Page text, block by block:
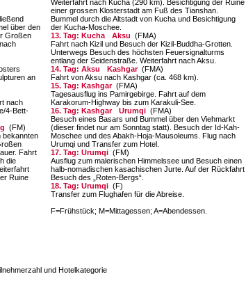
über den
Großen
an
nach
4-Bett-
(FM)
be­kannten
Fahrt
die
Ruine
Weiterfahrt nach Kucha (290 km). Besichtigung der Ruine
einer grossen Klosterstadt am Fuß des Tianshan.
Bummel durch die Altstadt von Kucha und Besichtigung
der Kucha-Moschee.
13. Tag: Kucha
Aksu (FMA)
Fahrt nach Kizil und Besuch der Kizil-Buddha-Grotten.
Unterwegs Besuch des höchsten Feu­ersignalturms
entlang der Seidenstraße. Weiter­fahrt nach Aksu.
14. Tag: Aksu
Kashgar (FMA)
Fahrt von Aksu nach Kashgar (ca. 468 km).
15. Tag: Kashgar (FMA)
Tagesausflug ins Pamirgebirge. Fahrt auf dem
Karakorum-Highway bis zum Karakuli-See.
16. Tag: Kashgar
Urumqi (FMA)
Besuch eines Basars und Bummel über den Viehmarkt
(dieser findet nur am Sonntag statt). Besuch der Id-Kah-
Moschee und des Abakh-Ho­ja-Mausoleums. Flug nach
Urumqi und Transfer zum Hotel.
17. Tag: Urumqi (FM)
Ausflug zum malerischen Himmelssee und Be­such einen
halb-nomadischen kasachischen Jur­te. Auf der Rückfahrt
Besuch des „Roten-Bergs“.
18. Tag: Urumqi (F)
Transfer zum Flughafen für die Abreise.
F=Frühstück; M=Mittagessen; A=Abendessen.
und Hotelkategorie